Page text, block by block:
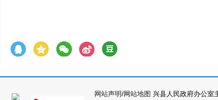
网站声明/网站地图 兴县人民政府办公室